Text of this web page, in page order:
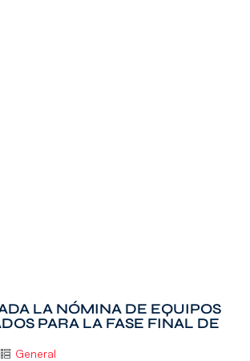
LA NÓMINA DE EQUIPOS
PARA LA FASE FINAL DE
General